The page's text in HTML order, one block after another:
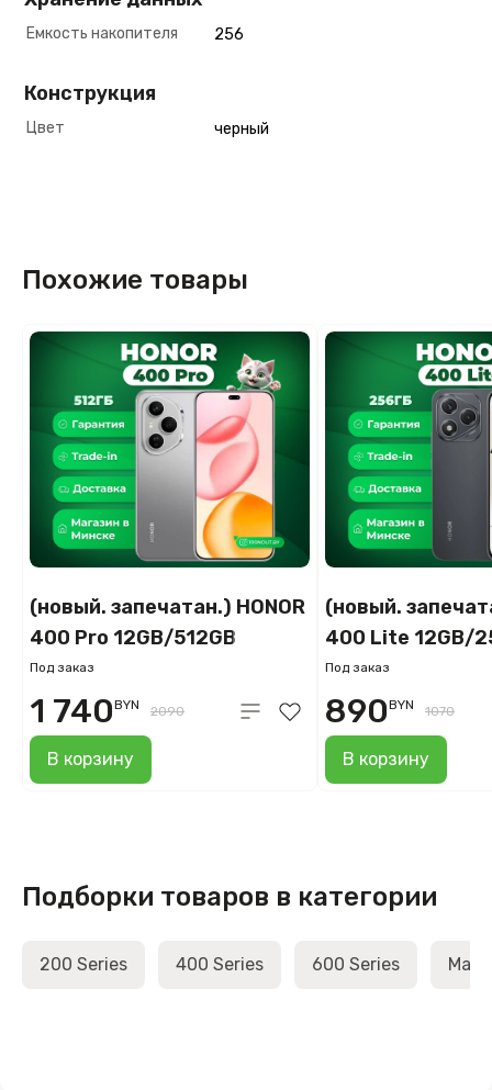
Емкость накопителя 256
Конструкция
Цвет черный
Похожие товары
(новый. запечатан.) HONOR
400 Pro 12GB/512GB
(серый)
Под заказ
В корзину
1 740BYN 2090
(новый.
400 Lite 12GB/
(вельветовый
Под заказ
В корзину
890BYN 1070
Подборки товаров в категории
200 Series 400 Series 600 Series